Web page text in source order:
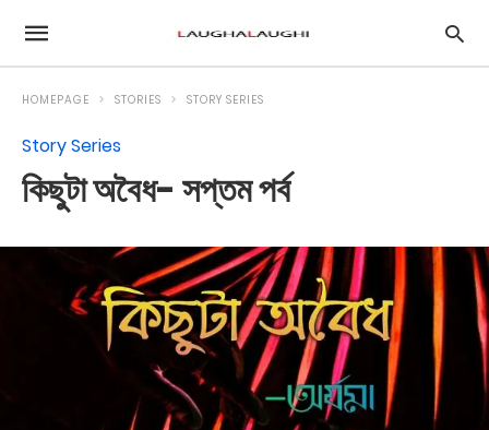
HOMEPAGE STORIES STORY SERIES
Story Series
কিছুটা অবৈধ- সপ্তম পর্ব